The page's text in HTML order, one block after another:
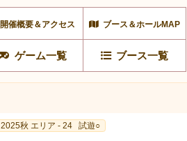
開催概要＆アクセス ブース＆ホールMAP
ゲーム一覧 ブース一覧
2025秋 エリア - 24 試遊○